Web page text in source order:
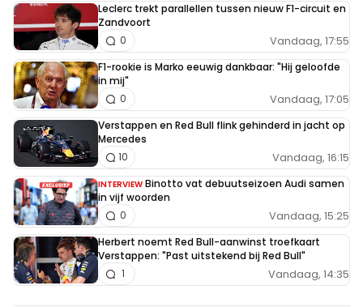
Martin Mortel
7 september 2025 16:03
even in herinnering brengen dan maar. Vorig jaar
Hongarijen moest hij Piastri voorbij laten.
VroomVroom
7 september 2025 17:04
Nou, dan staan ze nu quitte. Dus kunnen ze nu
8 september 2025 06:28
Oprichter Bruce McLaren was een Nieuw-
Zeelander, enige link naar Oceanië is er ook wel
Dit bericht is aangepast op:
Leclerc trekt parallellen tussen nieuw F1-circuit en
Zandvoort
Vandaag, 17:55
0
F1-rookie is Marko eeuwig dankbaar: "Hij geloofde
in mij"
Vandaag, 17:05
0
Verstappen en Red Bull flink gehinderd in jacht op
Mercedes
Vandaag, 16:15
10
INTERVIEW Binotto vat debuutseizoen Audi samen
in vijf woorden
Vandaag, 15:25
0
Herbert noemt Red Bull-aanwinst troefkaart
Verstappen: "Past uitstekend bij Red Bull"
Vandaag, 14:35
1